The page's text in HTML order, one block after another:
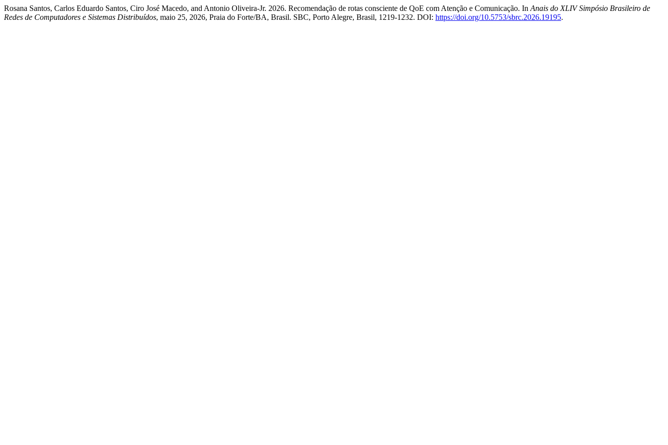
Rosana Santos, Carlos Eduardo Santos, Ciro José Macedo, and Antonio Oliveira-Jr. 2026. Recomendação de rotas consciente de QoE com Atenção e Comunicação. In Anais do XLIV Simpósio Brasileiro de
Redes de Computadores e Sistemas Distribuídos, maio 25, 2026, Praia do Forte/BA, Brasil. SBC, Porto Alegre, Brasil, 1219-1232. DOI: https://doi.org/10.5753/sbrc.2026.19195.